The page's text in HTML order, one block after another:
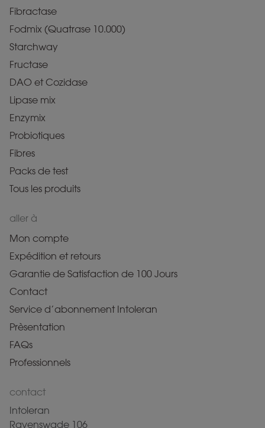
Fibractase
Fodmix (Quatrase 10.000)
Starchway
Fructase
DAO et Cozidase
Lipase mix
Enzymix
Probiotiques
Fibres
Packs de test
Tous les produits
aller à
Mon compte
Expédition et retours
Garantie de Satisfaction de 100 Jours
Contact
Service d’abonnement Intoleran
Prèsentation
FAQs
Professionnels
contact
Intoleran
Ravenswade 106